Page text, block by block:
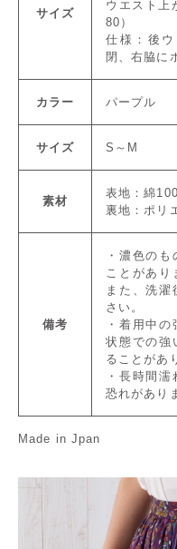
サイズ
ウエスト上
80）
仕様：後
閉、右脇に
カラー パープル
サイズ S～M
素材
表地：綿
裏地：ポリ
備考
・濃色の
ことがあり
また、洗濯
さい。
・着用中
状態での強
ることがあ
・長時間
恐れがあり
Made in Jpan